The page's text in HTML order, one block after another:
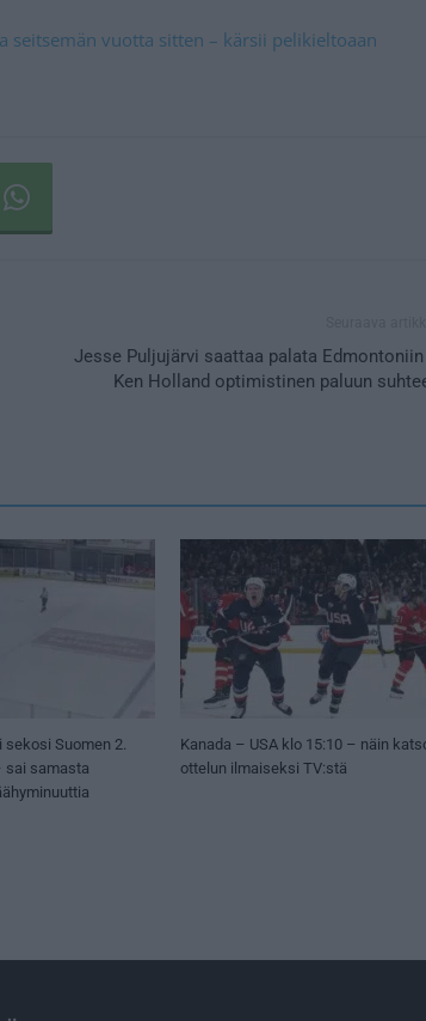
seitsemän vuotta sitten – kärsii pelikieltoaan
Jesse Puljujärvi saattaa palata
Ken Holland optimistinen paluun
Suomen 2.
sai samasta
Kanada – USA klo 15:10 – näin
ottelun ilmaiseksi TV:stä